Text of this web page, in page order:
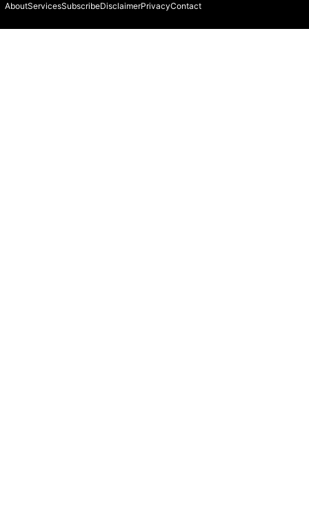
AboutServicesSubscribeDisclaimerPrivacyContact